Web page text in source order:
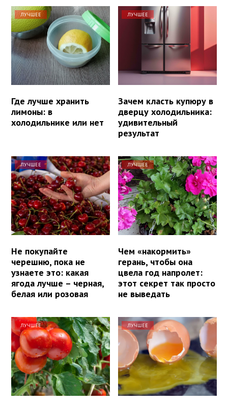
ЛУЧШЕЕ
Где лучше хранить
лимоны: в
холодильнике или нет
ЛУЧШЕЕ
Зачем класть купюру в
дверцу холодильника:
удивительный
результат
ЛУЧШЕЕ
Не покупайте
черешню, пока не
узнаете это: какая
ягода лучше – черная,
белая или розовая
ЛУЧШЕЕ
Чем «накормить»
герань, чтобы она
цвела год напролет:
этот секрет так просто
не выведать
ЛУЧШЕЕ ЛУЧШЕЕ